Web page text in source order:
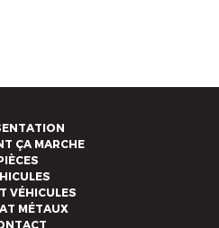
ÇA MARCHE
VÉHICULES
MÉTAUX